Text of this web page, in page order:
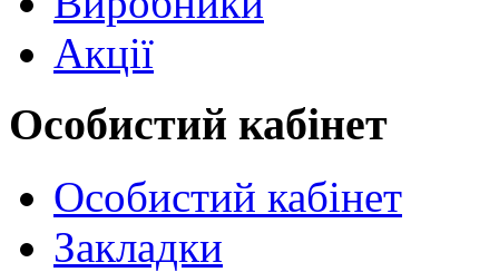
Акції
Особистий кабінет
Особистий кабінет
Закладки